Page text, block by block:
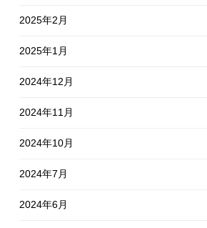
2025年2月
2025年1月
2024年12月
2024年11月
2024年10月
2024年7月
2024年6月